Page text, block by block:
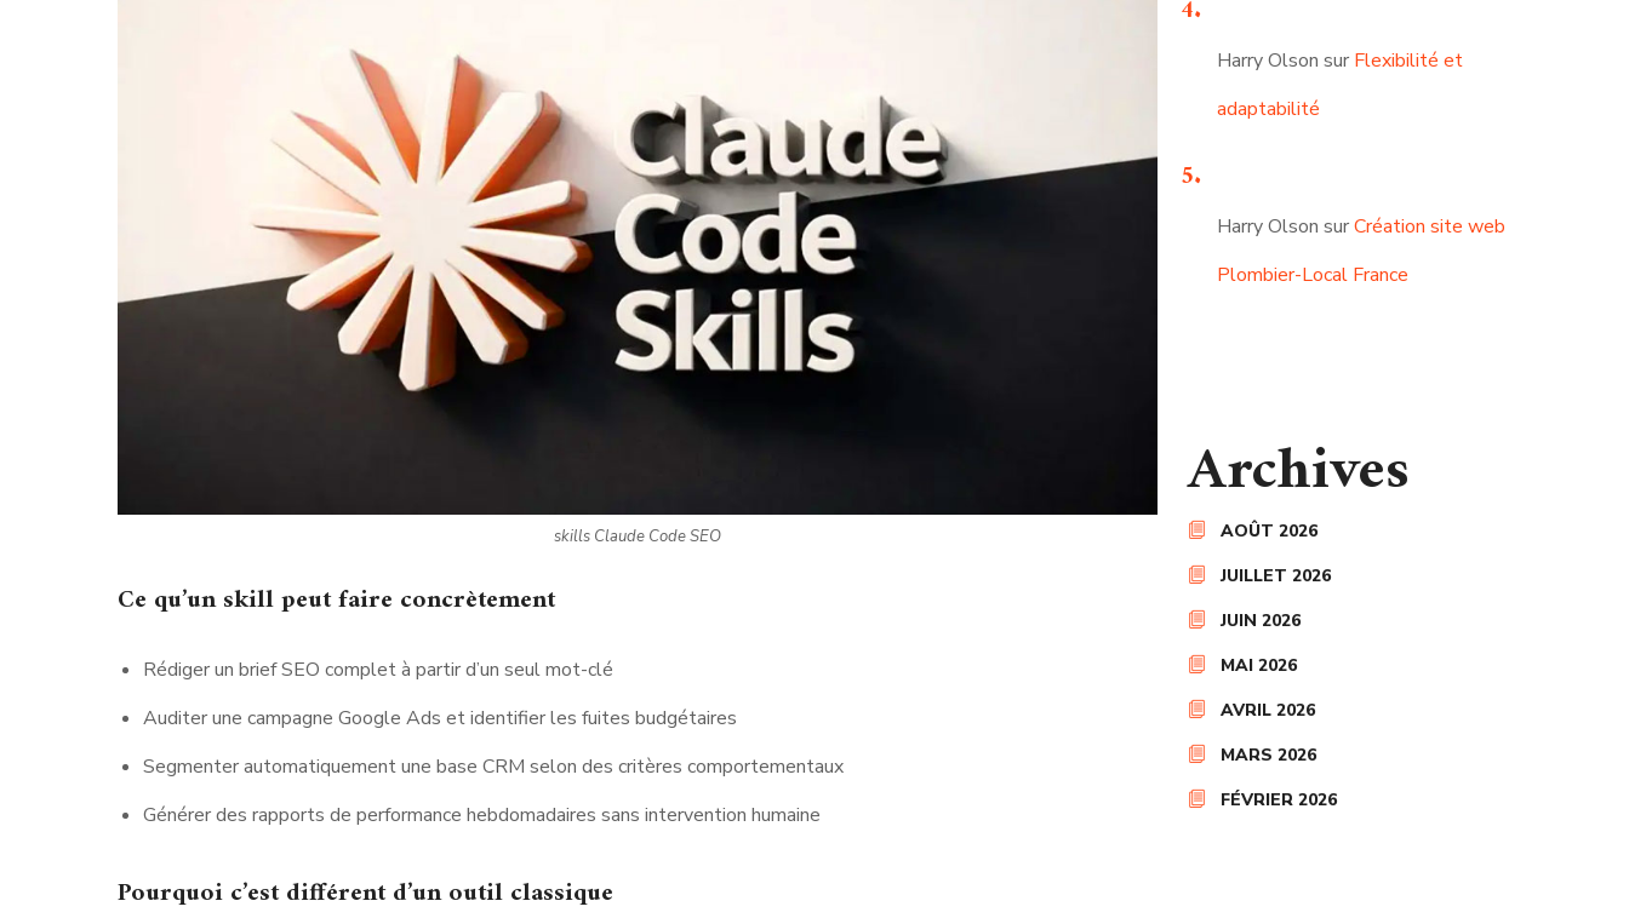
skills Claude Code SEO
Ce qu’un skill peut faire concrètement
Rédiger un brief SEO complet à partir d’un seul mot-clé
Auditer une campagne Google Ads et identifier les fuites budgétaires
Segmenter automatiquement une base CRM selon des critères comportementaux
Générer des rapports de performance hebdomadaires sans intervention humaine
Pourquoi c’est différent d’un outil classique
Harry Olson sur Flexibilité et
adaptabilité
Harry Olson surCréation site web
Plombier-Local France
Archives
AOÛT 2026
JUILLET 2026
JUIN 2026
MAI 2026
AVRIL 2026
MARS 2026
FÉVRIER 2026